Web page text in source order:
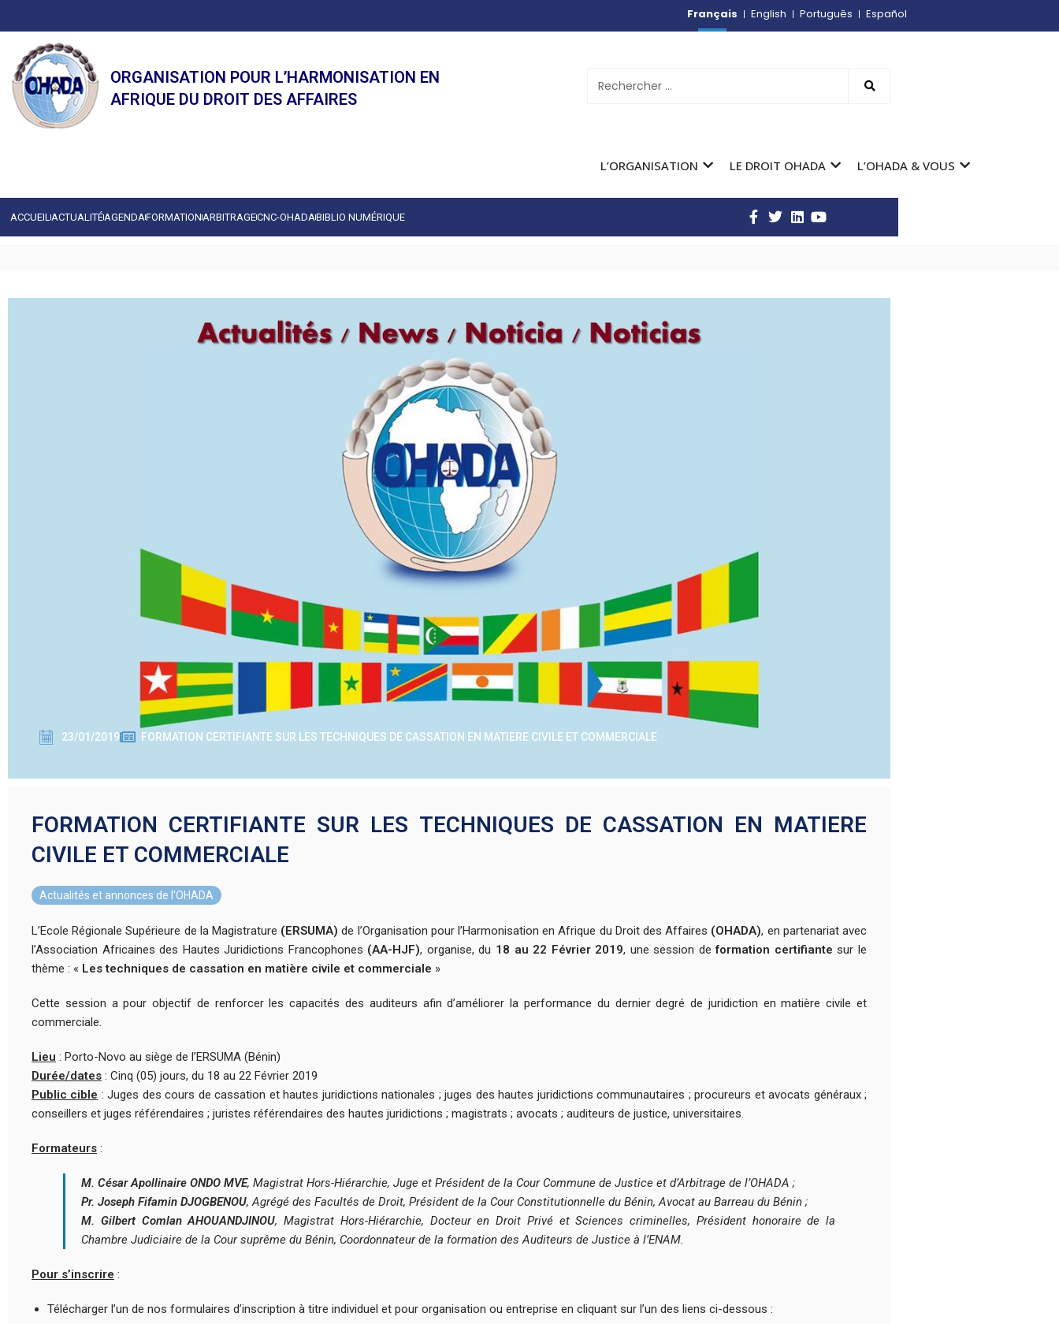
Français English Português Español
ORGANISATION POUR L’HARMONISATION EN
AFRIQUE DU DROIT DES AFFAIRES
L’ORGANISATION LE DROIT OHADA L’OHADA & VOUS
ACCUEIL ACTUALITÉAGENDAFORMATION ARBITRAGECNC-OHADABIBLIO NUMÉRIQUE
23/01/2019 FORMATION CERTIFIANTE SUR LES TECHNIQUES DE CASSATION EN MATIERE CIVILE ET COMMERCIALE
FORMATION CERTIFIANTE SUR LES TECHNIQUES DE CASSATION EN MATIERE
CIVILE ET COMMERCIALE
Actualités et annonces de l'OHADA
L’Ecole Régionale Supérieure de la Magistrature (ERSUMA) de l’Organisation pour l’Harmonisation en Afrique du Droit des Affaires (OHADA), en partenariat avec
l’Association Africaines des Hautes Juridictions Francophones (AA-HJF), organise, du 18 au 22 Février 2019, une session deformation certifiante sur le
thème : « Les techniques de cassation en matière civile et commerciale »
Cette session a pour objectif de renforcer les capacités des auditeurs afin d’améliorer la performance du dernier degré de juridiction en matière civile et
commerciale.
Lieu : Porto-Novo au siège de l’ERSUMA (Bénin)
Durée/dates : Cinq (05) jours, du 18 au 22 Février 2019
Public cible : Juges des cours de cassation et hautes juridictions nationales ; juges des hautes juridictions communautaires ; procureurs et avocats généraux ;
conseillers et juges référendaires ; juristes référendaires des hautes juridictions ; magistrats ; avocats ; auditeurs de justice, universitaires.
Formateurs :
M. César Apollinaire ONDO MVE, Magistrat Hors-Hiérarchie, Juge et Président de la Cour Commune de Justice et d’Arbitrage de l’OHADA ;
Pr. Joseph Fifamin DJOGBENOU, Agrégé des Facultés de Droit, Président de la Cour Constitutionnelle du Bénin, Avocat au Barreau du Bénin ;
M. Gilbert Comlan AHOUANDJINOU, Magistrat Hors-Hiérarchie, Docteur en Droit Privé et Sciences criminelles, Président honoraire de la
Chambre Judiciaire de la Cour suprême du Bénin, Coordonnateur de la formation des Auditeurs de Justice à l’ENAM.
Pour s’inscrire :
Télécharger l’un de nos formulaires d’inscription à titre individuel et pour organisation ou entreprise en cliquant sur l’un des liens ci-dessous :